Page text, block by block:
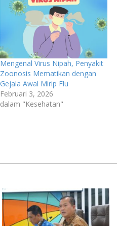
Mengenal Virus Nipah, Penyakit
Zoonosis Mematikan dengan
Gejala Awal Mirip Flu
Februari 3, 2026
dalam "Kesehatan"